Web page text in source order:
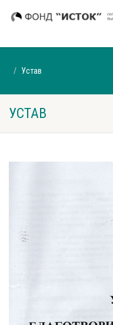
Устав
УСТАВ